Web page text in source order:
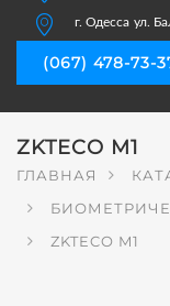
г. Одесса ул.
(067) 478-73-
ZKTECO M1
ГЛАВНАЯ
ZKTECO M1